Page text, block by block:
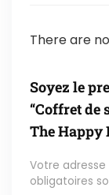
There are
Soyez le
“Coffret de
The Happy
Votre
obligatoires